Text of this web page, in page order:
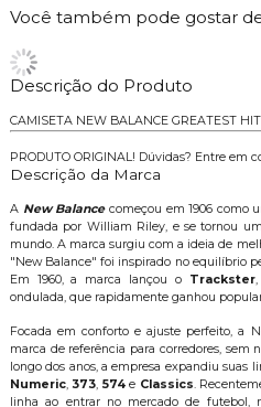
Você também pode gostar
Descrição do Produto
CAMISETA NEW BALANCE GREATEST
PRODUTO ORIGINAL! Dúvidas? Entre em
Descrição da Marca
A New Balancecomeçou em 1906 como
fundada por William Riley, e se tornou
mundo. A marca surgiu com a ideia de
"New Balance" foi inspirado no equilíbrio
Em 1960, a marca lançou o
Trackster,
ondulada, que rapidamente ganhou
Focada em conforto e ajuste perfeito, a
marca de referência para corredores, sem
longo dos anos, a empresa expandiu suas
Numeric, 373, 574e Classics.
linha ao entrar no mercado de futebol,